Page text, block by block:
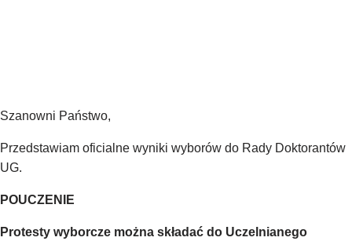
Szanowni Państwo,
Przedstawiam oficialne wyniki wyborów do Rady Doktorantów
UG.
POUCZENIE
Protesty wyborcze można składać do Uczelnianego